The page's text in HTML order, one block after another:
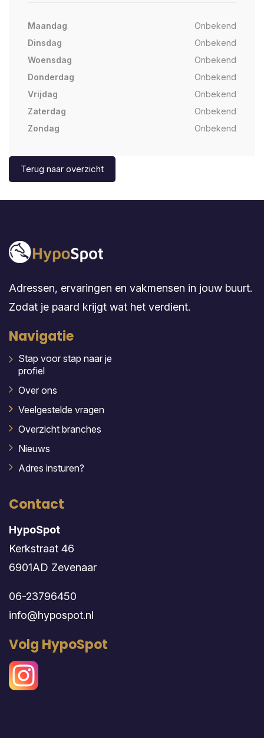
Maandag
Onbekend
Dinsdag
Onbekend
Woensdag
Onbekend
Donderdag
Onbekend
Vrijdag
Onbekend
Zaterdag
Onbekend
Zondag
Onbekend
Terug naar overzicht
Adressen, ervaringen en vakmensen in jouw buurt.
Zodat je paard krijgt wat het verdient.
Navigatie
Stap voor stap naar je
profiel
Over ons
Veelgestelde vragen
Overzicht branches
Nieuws
Adres insturen?
Contact
HypoSpot
Kerkstraat 46
6901AD Zevenaar
06-23796450
info@hypospot.nl
Volg HypoSpot